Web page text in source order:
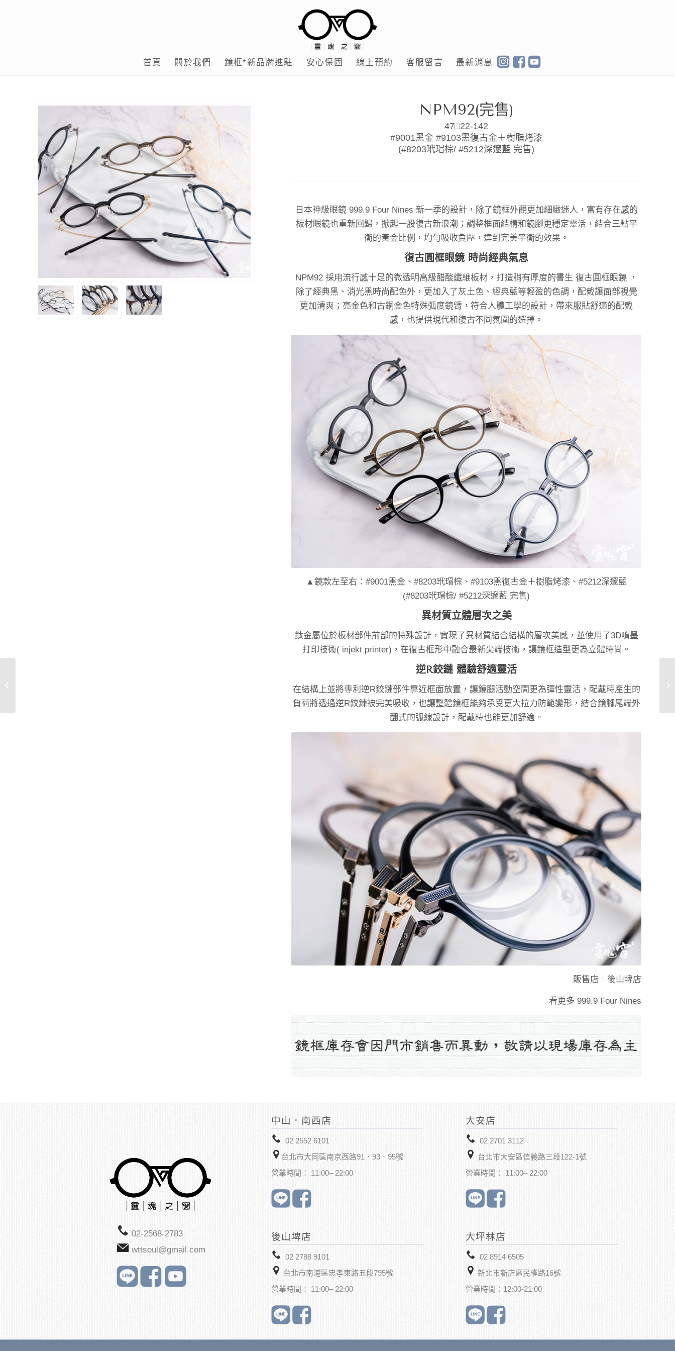
首頁 關於我們 鏡框*新品牌進駐 安心保固 線上預約 客服留言 最新消息
NPM92(完售)
47□22-142
#9001黑金 #9103黑復古金＋樹脂烤漆
(#8203玳瑁棕/ #5212深邃藍 完售)
日本神級眼鏡 999.9 Four Nines 新一季的設計，除了鏡框外觀更加細緻迷人，富有存在感的
板材眼鏡也重新回歸，掀起一股復古新浪潮；調整框面結構和鏡腳更穩定靈活，結合三點平
衡的黃金比例，均勻吸收負壓，達到完美平衡的效果。
復古圓框眼鏡 時尚經典氣息
NPM92 採用流行感十足的微透明高級醋酸纖維板材，打造稍有厚度的書生 復古圓框眼鏡 ，
除了經典黑、消光黑時尚配色外，更加入了灰土色、經典藍等輕盈的色調，配戴讓面部視覺
更加清爽；亮金色和古銅金色特殊弧度鏡臂，符合人體工學的設計，帶來服貼舒適的配戴
感，也提供現代和復古不同氛圍的選擇。
▲鏡款左至右：#9001黑金、#8203玳瑁棕、#9103黑復古金＋樹脂烤漆、#5212深邃藍
(#8203玳瑁棕/ #5212深邃藍 完售)
異材質立體層次之美
鈦金屬位於板材部件前部的特殊設計，實現了異材質結合結構的層次美感，並使用了3D噴墨
打印技術( injekt printer)，在復古框形中融合最新尖端技術，讓鏡框造型更為立體時尚。
逆R鉸鏈 體驗舒適靈活
在結構上並將專利逆R鉸鏈部件靠近框面放置，讓鏡腿活動空間更為彈性靈活，配戴時產生的
負荷將透過逆R鉸鍊被完美吸收，也讓整體鏡框能夠承受更大拉力防範變形，結合鏡腳尾端外
翻式的弧線設計，配戴時也能更加舒適。
販售店｜ 後山埤店
看更多 999.9 Four Nines
02-2568-2783
wttsoul@gmail.com
中山．南西店
02 2552 6101
台北市大同區南京西路91．93．95號
營業時間： 11:00– 22:00
後山埤店
02 2788 9101
台北市南港區忠孝東路五段795號
營業時間： 11:00– 22:00
大安店
02 2701 3112
台北市大安區信義路三段122-1號
營業時間： 11:00– 22:00
大坪林店
02 8914 6505
新北市新店區 民權路16號
營業時間：12:00-21:00